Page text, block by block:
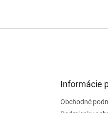
Informácie
Obchodné